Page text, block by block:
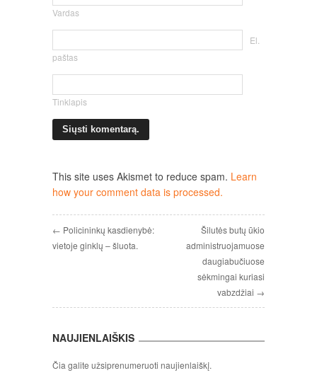
Vardas
El.
paštas
Tinklapis
This site uses Akismet to reduce spam. Learn
how your comment data is processed.
← Policininkų kasdienybė:
vietoje ginklų – šluota.
Šilutės butų ūkio
administruojamuose
daugiabučiuose
sėkmingai kuriasi
vabzdžiai →
NAUJIENLAIŠKIS
Čia galite užsiprenumeruoti naujienlaiškį.